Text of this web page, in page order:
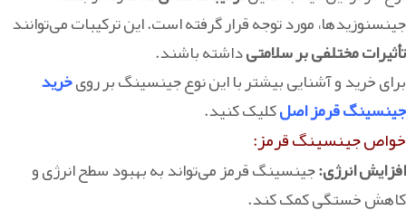
جینسنوزیدها، مورد توجه قرار گرفته است. این ترکیبات می‌توانند
تأثیرات مختلفی بر سلامتیداشته باشند.
برای خرید و آشنایی بیشتر با این نوع جینسینگ بر رویخرید
جینسینگ قرمز اصلکلیک کنید.
خواص جینسینگ قرمز:
افزایش انرژی:جینسینگ قرمز می‌تواند به بهبود سطح انرژی و
کاهش خستگی کمک کند.